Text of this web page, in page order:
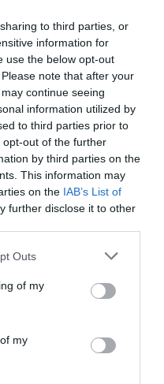
to third parties, or
information for
use the below opt-out
note that after your
continue seeing
information utilized by
to third parties prior to
out of the further
by third parties on the
This information may
on the IAB’s List of
further disclose it to other
one or more Google
You may click to
its third-party tags to
in below Google
Outs
of my
my